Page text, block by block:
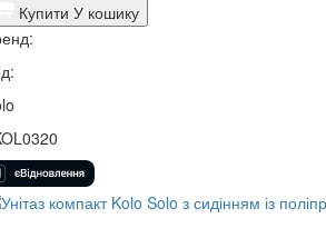
Купити У кошику